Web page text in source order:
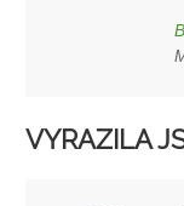
VYRAZILA